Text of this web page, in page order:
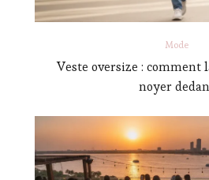
Mode
Veste oversize : comment
noyer